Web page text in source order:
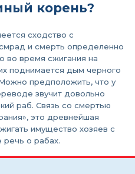
корень?
сходство с
и смерть определенно
во время сжигания на
поднимается дым черного
предположить, что у
звучит довольно
раб. Связь со смертью
это древнейшая
имущество хозяев с
речь о рабах.